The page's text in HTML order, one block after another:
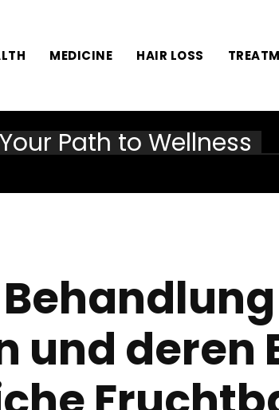
MEDICINE HAIR LOSS
Path to Wellness
und deren